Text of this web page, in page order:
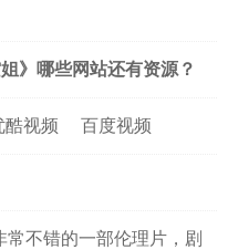
》哪些网站还有资源？
酷视频 百度视频
常不错的一部伦理片，剧